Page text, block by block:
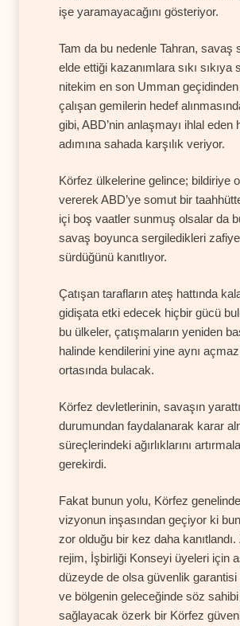
işe yaramayacağını gösteriyor.
Tam da bu nedenle Tahran, savaş
elde ettiği kazanımlara sıkı sıkıya
nitekim en son Umman
çalışan gemilerin hedef
gibi, ABD’nin anlaşmayı ihlal eden
adımına sahada karşılık veriyor.
Körfez ülkelerine gelince; bildiriye
vererek ABD’ye somut bir
içi boş vaatler sunmuş olsalar da
savaş boyunca sergiledikleri
sürdüğünü kanıtlıyor.
Çatışan tarafların ateş hattında
gidişata etki edecek hiçbir gücü
bu ülkeler, çatışmaların yeniden
halinde kendilerini yine aynı
ortasında bulacak.
Körfez devletlerinin, savaşın
durumundan faydalanarak karar
süreçlerindeki ağırlıklarını
gerekirdi.
Fakat bunun yolu, Körfez
vizyonun inşasından geçiyor ki
zor olduğu bir kez daha
rejim, İşbirliği Konseyi üyeleri için
düzeyde de olsa güvenlik
ve bölgenin geleceğinde söz sahibi
sağlayacak özerk bir Körfez